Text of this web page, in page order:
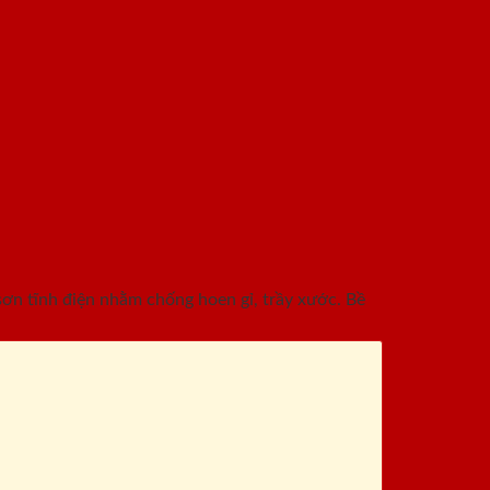
tĩnh điện nhằm chống hoen gỉ, trầy xước. Bề